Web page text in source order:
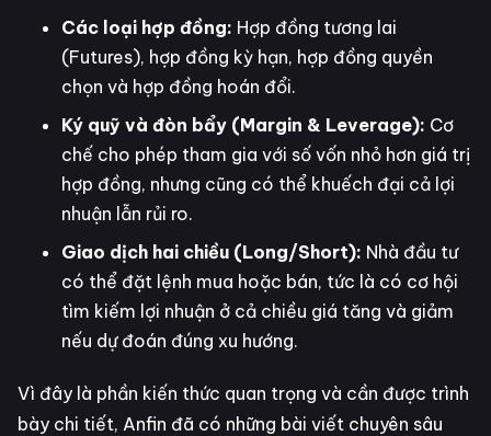
Các loại hợp đồng: Hợp đồng tương lai
(Futures), hợp đồng kỳ hạn, hợp đồng quyền
chọn và hợp đồng hoán đổi.
Ký quỹ và đòn bẩy (Margin & Leverage): Cơ
chế cho phép tham gia với số vốn nhỏ hơn giá trị
hợp đồng, nhưng cũng có thể khuếch đại cả lợi
nhuận lẫn rủi ro.
Giao dịch hai chiều (Long/Short): Nhà đầu tư
có thể đặt lệnh mua hoặc bán, tức là có cơ hội
tìm kiếm lợi nhuận ở cả chiều giá tăng và giảm
nếu dự đoán đúng xu hướng.
Vì đây là phần kiến thức quan trọng và cần được trình
bày chi tiết, Anfin đã có những bài viết chuyên sâu